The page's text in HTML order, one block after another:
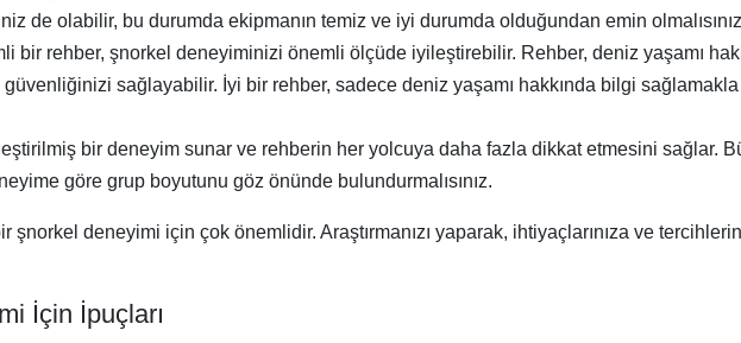
de olabilir, bu durumda ekipmanın temiz ve iyi durumda olduğundan emin
bir rehber, şnorkel deneyiminizi önemli ölçüde iyileştirebilir. Rehber, deniz yaşamı
sağlayabilir. İyi bir rehber, sadece deniz yaşamı hakkında bilgi
bir deneyim sunar ve rehberin her yolcuya daha fazla dikkat etmesini sağlar.
göre grup boyutunu göz önünde bulundurmalısınız.
deneyimi için çok önemlidir. Araştırmanızı yaparak, ihtiyaçlarınıza ve
İçin İpuçları